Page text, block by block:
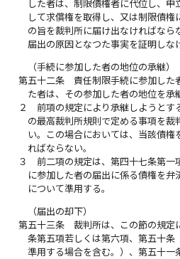
した者は、制限債権者に代位し、
して求償権を取得し、又は制限債
の旨を裁判所に届け出なければなら
届出の原因となつた事実を証明しな
（手続に参加した者の地位の承継）
第五十二条
責任制限手続に参加した
た者は、その参加した者の地位を承
２
前項の規定により承継しようとす
の最高裁判所規則で定める事項を裁
い。この場合においては、当該債権
ればならない。
３
前二項の規定は、第四十七条第一
に参加した者の届出に係る債権を
について準用する。
（届出の却下）
第五十三条
裁判所は、この節の規定
条第五項若しくは第六項、第五十条
準用する場合を含む。）、第五十一